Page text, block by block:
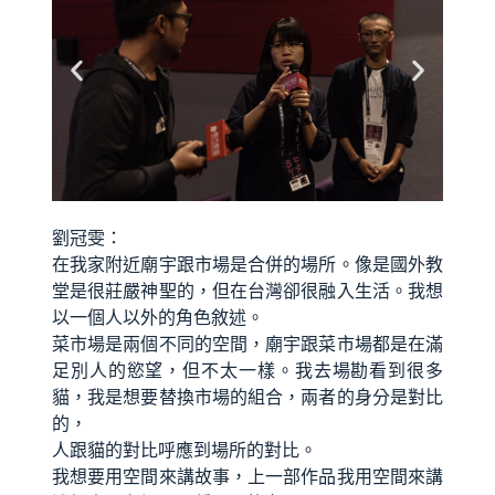
劉冠雯：
在我家附近廟宇跟市場是合併的場所。像是國外教
堂是很莊嚴神聖的，但在台灣卻很融入生活。我想
以一個人以外的角色敘述。
菜市場是兩個不同的空間，廟宇跟菜市場都是在滿
足別人的慾望，但不太一樣。我去場勘看到很多
貓，我是想要替換市場的組合，兩者的身分是對比
的，
人跟貓的對比呼應到場所的對比。
我想要用空間來講故事，上一部作品我用空間來講